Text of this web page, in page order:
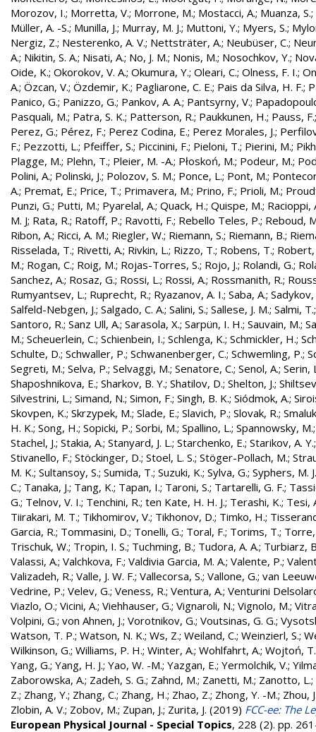
Morozov, I.; Morretta, V.; Morrone, M.; Mostacci, A.; Muanza, S.;
Müller, A. -S.; Munilla, J.; Murray, M. J.; Muttoni, Y.; Myers, S.;
Nergiz, Z.; Nesterenko, A. V.; Nettsträter, A.; Neubüser, C.;
A.; Nikitin, S. A.; Nisati, A.; No, J. M.; Nonis, M.; Nosochkov, Y.;
Oide, K.; Okorokov, V. A.; Okumura, Y.; Oleari, C.; Olness, F. I.;
A.; Özcan, V.; Özdemir, K.; Pagliarone, C. E.; Pais da Silva, H. F.;
Panico, G.; Panizzo, G.; Pankov, A. A.; Pantsyrny, V.;
Pasquali, M.; Patra, S. K.; Patterson, R.; Paukkunen, H.; Pauss, F.
Perez, G.; Pérez, F.; Perez Codina, E.; Perez Morales, J.;
F.; Pezzotti, L.; Pfeiffer, S.; Piccinini, F.; Pieloni, T.; Pierini, M.;
Plagge, M.; Plehn, T.; Pleier, M. -A.; Płoskoń, M.; Podeur, M.;
Polini, A.; Polinski, J.; Polozov, S. M.; Ponce, L.; Pont, M.;
A.; Premat, E.; Price, T.; Primavera, M.; Prino, F.; Prioli, M.;
Punzi, G.; Putti, M.; Pyarelal, A.; Quack, H.; Quispe, M.; Racioppi,
M. J; Rata, R.; Ratoff, P.; Ravotti, F.; Rebello Teles, P.; Reboud,
Ribon, A.; Ricci, A. M.; Riegler, W.; Riemann, S.; Riemann, B.;
Risselada, T.; Rivetti, A.; Rivkin, L.; Rizzo, T.; Robens, T.; Robert,
M.; Rogan, C.; Roig, M.; Rojas-Torres, S.; Rojo, J.; Rolandi, G.;
Sanchez, A.; Rosaz, G.; Rossi, L.; Rossi, A.; Rossmanith, R.;
Rumyantsev, L.; Ruprecht, R.; Ryazanov, A. I.; Saba, A.; Sadykov,
Salfeld-Nebgen, J.; Salgado, C. A.; Salini, S.; Sallese, J. M.; Salmi, T.
Santoro, R.; Sanz Ull, A.; Sarasola, X.; Sarpün, I. H.; Sauvain, M.;
M.; Scheuerlein, C.; Schienbein, I.; Schlenga, K.; Schmickler, H.;
Schulte, D.; Schwaller, P.; Schwanenberger, C.; Schwemling, P.;
Segreti, M.; Selva, P.; Selvaggi, M.; Senatore, C.; Senol, A.; Serin,
Shaposhnikova, E.; Sharkov, B. Y.; Shatilov, D.; Shelton, J.;
Silvestrini, L.; Simand, N.; Simon, F.; Singh, B. K.; Siódmok, A.;
Skovpen, K.; Skrzypek, M.; Slade, E.; Slavich, P.; Slovak, R.;
H. K.; Song, H.; Sopicki, P.; Sorbi, M.; Spallino, L.; Spannowsky, M.
Stachel, J.; Stakia, A.; Stanyard, J. L.; Starchenko, E.; Starikov, A. Y.
Stivanello, F.; Stöckinger, D.; Stoel, L. S.; Stöger-Pollach, M.;
M. K.; Sultansoy, S.; Sumida, T.; Suzuki, K.; Sylva, G.; Syphers, M. J.
C.; Tanaka, J.; Tang, K.; Tapan, I.; Taroni, S.; Tartarelli, G. F.;
G.; Telnov, V. I.; Tenchini, R.; ten Kate, H. H. J.; Terashi, K.; Tesi,
Tiirakari, M. T.; Tikhomirov, V.; Tikhonov, D.; Timko, H.;
Garcia, R.; Tommasini, D.; Tonelli, G.; Toral, F.; Torims, T.;
Trischuk, W.; Tropin, I. S.; Tuchming, B.; Tudora, A. A.; Turbiarz,
Valassi, A.; Valchkova, F.; Valdivia Garcia, M. A.; Valente, P.;
Valizadeh, R.; Valle, J. W. F.; Vallecorsa, S.; Vallone, G.; van
Vedrine, P.; Velev, G.; Veness, R.; Ventura, A.; Venturini
Viazlo, O.; Vicini, A.; Viehhauser, G.; Vignaroli, N.; Vignolo, M.;
Volpini, G.; von Ahnen, J.; Vorotnikov, G.; Voutsinas, G. G.;
Watson, T. P.; Watson, N. K.; Ws, Z.; Weiland, C.; Weinzierl, S.;
Wilkinson, G.; Williams, P. H.; Winter, A.; Wohlfahrt, A.; Wojtoń, T.
Yang, G.; Yang, H. J.; Yao, W. -M.; Yazgan, E.; Yermolchik, V.;
Zaborowska, A.; Zadeh, S. G.; Zahnd, M.; Zanetti, M.; Zanotto, L.;
Z.; Zhang, Y.; Zhang, C.; Zhang, H.; Zhao, Z.; Zhong, Y. -M.; Zhou,
Zlobin, A. V.; Zobov, M.; Zupan, J.; Zurita, J. (2019) FCC-ee: The
European Physical Journal - Special Topics, 228 (2). pp.